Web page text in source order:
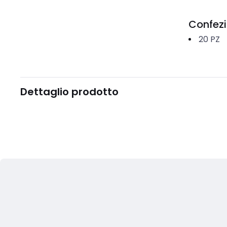
20 PZ
Dettaglio prodotto